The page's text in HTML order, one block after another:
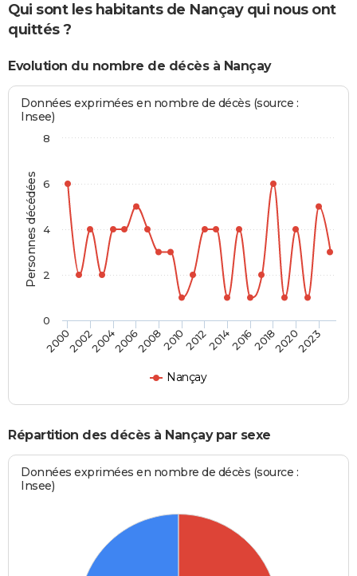
Qui sont les habitants de Nançay qui nous ont
quittés ?
Evolution du nombre de décès à Nançay
Personnes décédées
Données exprimées en nombre de décès (source :
Insee)
Nançay
200020022004200620082010201220142016201820202023
0
2
4
6
8
Répartition des décès à Nançay par sexe
Données exprimées en nombre de décès (source :
Insee)